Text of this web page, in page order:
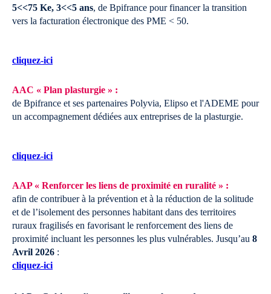
5<<75 Ke, 3<<5 ans, de Bpifrance pour financer la transition
vers la facturation électronique des PME < 50.
cliquez-ici
AAC « Plan plasturgie » :
de Bpifrance et ses partenaires Polyvia, Elipso et l'ADEME pour
un accompagnement dédiées aux entreprises de la plasturgie.
cliquez-ici
AAP « Renforcer les liens de proximité en ruralité » :
afin de contribuer à la prévention et à la réduction de la solitude
et de l’isolement des personnes habitant dans des territoires
ruraux fragilisés en favorisant le renforcement des liens de
proximité incluant les personnes les plus vulnérables. Jusqu’au 8
Avril 2026 :
cliquez-ici